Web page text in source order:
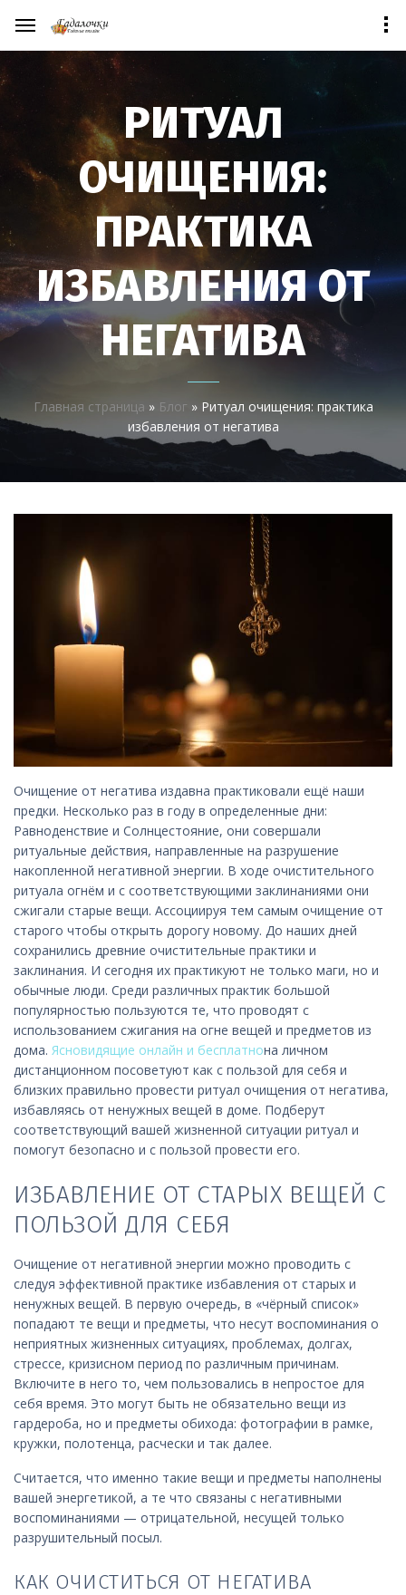
РИТУАЛ
ОЧИЩЕНИЯ:
ПРАКТИКА
ИЗБАВЛЕНИЯ ОТ
НЕГАТИВА
Главная страница » Блог » Ритуал очищения: практика
избавления от негатива
Очищение от негатива издавна практиковали ещё наши
предки. Несколько раз в году в определенные дни:
Равноденствие и Солнцестояние, они совершали
ритуальные действия, направленные на разрушение
накопленной негативной энергии. В ходе очистительного
ритуала огнём и с соответствующими заклинаниями они
сжигали старые вещи. Ассоциируя тем самым очищение от
старого чтобы открыть дорогу новому. До наших дней
сохранились древние очистительные практики и
заклинания. И сегодня их практикуют не только маги, но и
обычные люди. Среди различных практик большой
популярностью пользуются те, что проводят с
использованием сжигания на огне вещей и предметов из
дома. Ясновидящие онлайн и бесплатнона личном
дистанционном посоветуют как с пользой для себя и
близких правильно провести ритуал очищения от негатива,
избавляясь от ненужных вещей в доме. Подберут
соответствующий вашей жизненной ситуации ритуал и
помогут безопасно и с пользой провести его.
ИЗБАВЛЕНИЕ ОТ СТАРЫХ ВЕЩЕЙ С
ПОЛЬЗОЙ ДЛЯ СЕБЯ
Очищение от негативной энергии можно проводить с
следуя эффективной практике избавления от старых и
ненужных вещей. В первую очередь, в «чёрный список»
попадают те вещи и предметы, что несут воспоминания о
неприятных жизненных ситуациях, проблемах, долгах,
стрессе, кризисном период по различным причинам.
Включите в него то, чем пользовались в непростое для
себя время. Это могут быть не обязательно вещи из
гардероба, но и предметы обихода: фотографии в рамке,
кружки, полотенца, расчески и так далее.
Считается, что именно такие вещи и предметы наполнены
вашей энергетикой, а те что связаны с негативными
воспоминаниями — отрицательной, несущей только
разрушительный посыл.
КАК ОЧИСТИТЬСЯ ОТ НЕГАТИВА